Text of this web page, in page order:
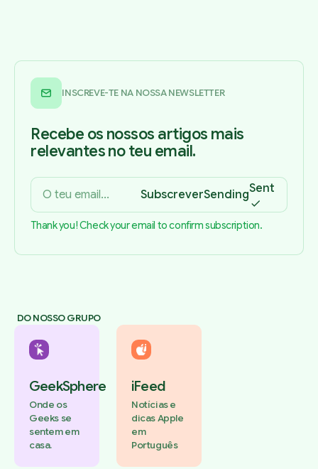
INSCREVE-TE NA NOSSA NEWSLETTER
Recebe os nossos artigos mais
relevantes no teu email.
SubscreverSendingSent
Thank you! Check your email to confirm subscription.
DO NOSSO GRUPO
GeekSphere
Onde os
Geeks se
sentem em
casa.
iFeed
Notícias e
dicas Apple
em
Português